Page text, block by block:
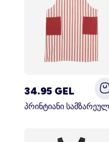
34.95 GEL